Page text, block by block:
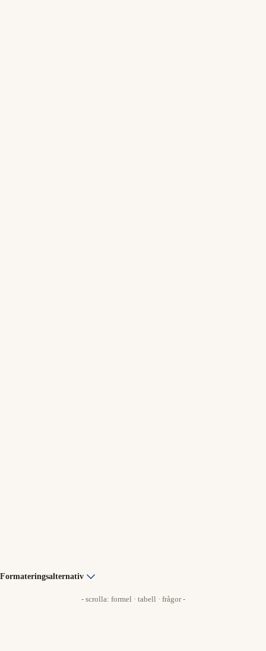
Formateringsalternativ
- scrolla: formel · tabell · frågor -